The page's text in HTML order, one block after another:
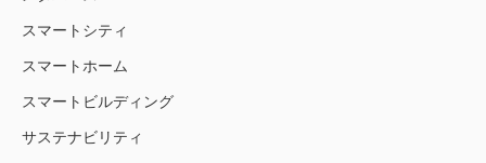
スマートシティ
スマートホーム
スマートビルディング
サステナビリティ